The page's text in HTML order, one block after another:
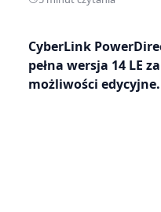
CyberLink
pełna wersja 14 LE
możliwości edycyjne.